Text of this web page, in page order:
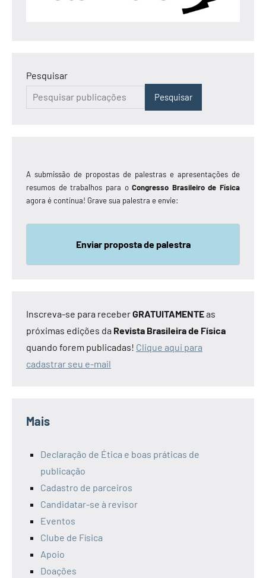
Pesquisar
Pesquisar
A submissão de propostas de palestras e apresentações de
resumos de trabalhos para oCongresso Brasileiro de Física
agora é contínua! Grave sua palestra e envie:
Enviar proposta de palestra
Inscreva-se para receberGRATUITAMENTEas
próximas edições da Revista Brasileira de Física
quando forem publicadas! Clique aqui para
cadastrar seu e-mail
Mais
Declaração de Ética e boas práticas de
publicação
Cadastro de parceiros
Candidatar-se à revisor
Eventos
Clube de Física
Apoio
Doações